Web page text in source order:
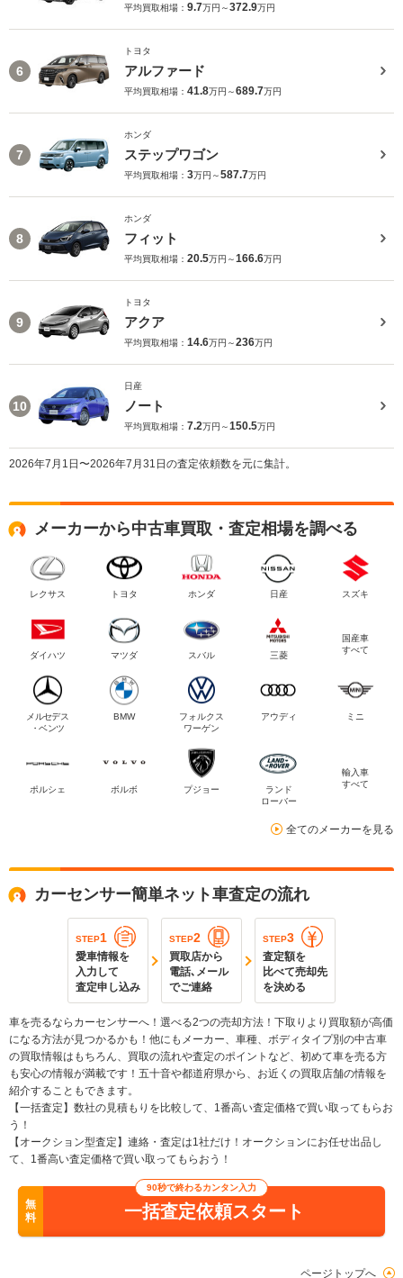
平均買取相場： 9.7万円～372.9万円
6
トヨタ
アルファード
平均買取相場： 41.8万円～689.7万円
7
ホンダ
ステップワゴン
平均買取相場： 3万円～587.7万円
8
ホンダ
フィット
平均買取相場： 20.5万円～166.6万円
9
トヨタ
アクア
平均買取相場： 14.6万円～236万円
10
日産
ノート
平均買取相場： 7.2万円～150.5万円
2026年7月1日〜2026年7月31日の査定依頼数を元に集計。
メーカーから中古車買取・査定相場を調べる
レクサス トヨタ ホンダ 日産 スズキ
ダイハツ マツダ スバル 三菱
国産車
すべて
メルセデス
・ベンツ
BMW
フォルクス
ワーゲン
アウディ ミニ
ポルシェ ボルボ プジョー
ランド
ローバー
輸入車
すべて
全てのメーカーを見る
カーセンサー簡単ネット車査定の流れ
STEP1
愛車情報を
入力して
査定申し込み
STEP2
買取店から
電話､メール
でご連絡
STEP3
査定額を
比べて売却先
を決める
車を売るならカーセンサーへ！選べる2つの売却方法！下取りより買取額が高価
になる方法が見つかるかも！他にもメーカー、車種、ボディタイプ別の中古車
の買取情報はもちろん、買取の流れや査定のポイントなど、初めて車を売る方
も安心の情報が満載です！五十音や都道府県から、お近くの買取店舗の情報を
紹介することもできます。
【一括査定】数社の見積もりを比較して、1番高い査定価格で買い取ってもらお
う！
【オークション型査定】連絡・査定は1社だけ！オークションにお任せ出品し
て、1番高い査定価格で買い取ってもらおう！
無
料
90秒で終わるカンタン入力
一括査定依頼スタート
ページトップへ